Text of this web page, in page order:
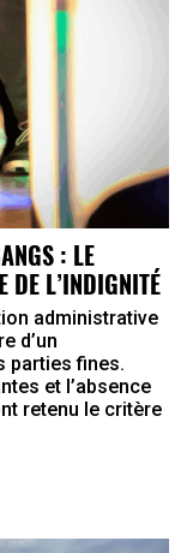
: LE
DE L’INDIGNITÉ
administrative
d’un
parties fines.
et l’absence
retenu le critère